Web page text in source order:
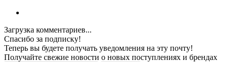
Загрузка комментариев...
Спасибо за подписку!
Теперь вы будете получать уведомления на эту почту!
Получайте свежие новости о новых поступлениях и брендах